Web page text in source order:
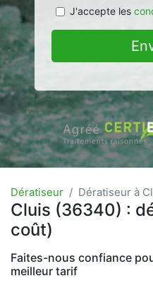
J'accepte les
Dératiseur Dératiseur à
Cluis (36340) :
coût)
Faites-nous confiance
meilleur tarif